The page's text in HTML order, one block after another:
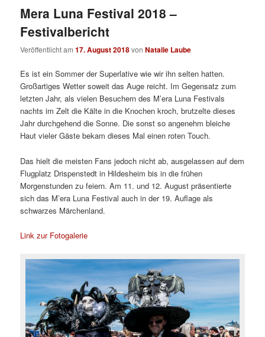
Mera Luna Festival 2018 –
Festivalbericht
Veröffentlicht am17. August 2018vonNatalie Laube
Es ist ein Sommer der Superlative wie wir ihn selten hatten.
Großartiges Wetter soweit das Auge reicht. Im Gegensatz zum
letzten Jahr, als vielen Besuchern des M’era Luna Festivals
nachts im Zelt die Kälte in die Knochen kroch, brutzelte dieses
Jahr durchgehend die Sonne. Die sonst so angenehm bleiche
Haut vieler Gäste bekam dieses Mal einen roten Touch.
Das hielt die meisten Fans jedoch nicht ab, ausgelassen auf dem
Flugplatz Drispenstedt in Hildesheim bis in die frühen
Morgenstunden zu feiern. Am 11. und 12. August präsentierte
sich das M’era Luna Festival auch in der 19. Auflage als
schwarzes Märchenland.
Link zur Fotogalerie